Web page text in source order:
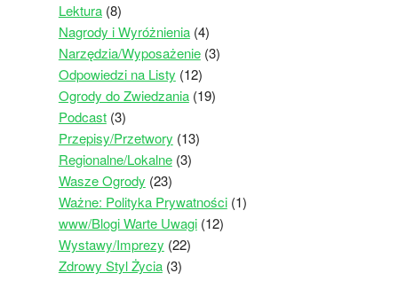
Lektura(8)
Nagrody i Wyróżnienia(4)
Narzędzia/Wyposażenie(3)
Odpowiedzi na Listy (12)
Ogrody do Zwiedzania(19)
Podcast(3)
Przepisy/Przetwory (13)
Regionalne/Lokalne(3)
Wasze Ogrody (23)
Ważne: Polityka Prywatności(1)
www/Blogi Warte Uwagi(12)
Wystawy/Imprezy (22)
Zdrowy Styl Życia(3)